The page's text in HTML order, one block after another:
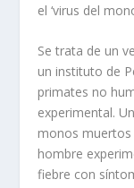
el ‘virus del
Se trata de un
un instituto de
primates no
experimental.
monos muertos
hombre
fiebre con